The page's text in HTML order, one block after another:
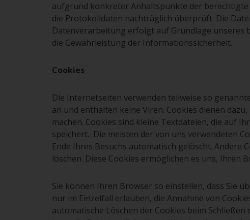
aufgrund konkreter Anhaltspunkte der
die Protokolldaten nachträglich überprüft. Die
Datenverarbeitung erfolgt auf Grundlage unseres
die Gewährleistung der Informationssicherheit.
Cookies
Die Internetseiten verwenden teilweise so
an und enthalten keine Viren. Cookies dienen
machen. Cookies sind kleine Textdateien, die auf
speichert. Die meisten der von uns verwendeten
Ende Ihres Besuchs automatisch gelöscht. Andere
löschen. Diese Cookies ermöglichen es uns, Ihren
Sie können Ihren Browser so einstellen, dass Sie
nur im Einzelfall erlauben, die Annahme von
automatische Löschen der Cookies beim